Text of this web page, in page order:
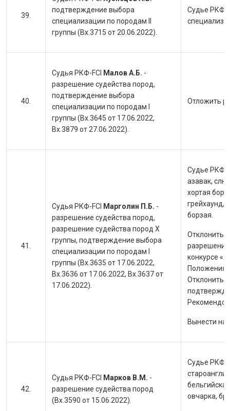
подтверждение выбора
специализации по породам II
группы (Вх.3715 от 20.06.2022).
Судье РКФ-
Судья РКФ-FCI Малов А.Б. -
разрешение судейства пород,
подтверждение выбора
специализации по породам I
группы (Вх.3645 от 17.06.2022,
Вх.3879 от 27.06.2022).
Отложить
Судья РКФ-FCI Марголин П.Б. -
разрешение судейства пород,
разрешение судейства пород X
группы, подтверждение выбора
специализации по породам I
группы (Вх.3635 от 17.06.2022,
Вх.3636 от 17.06.2022, Вх.3637 от
17.06.2022).
Судье РКФ-
азавак,
хортая
грейхаунд,
борзая.
Отклонить
разрешение
конкурсе
Положения
Отклонить
Вынести
Судья РКФ-FCI Марков В.М. -
разрешение судейства пород
(Вх.3590 от 15.06.2022).
Судье РКФ-
овчарка,